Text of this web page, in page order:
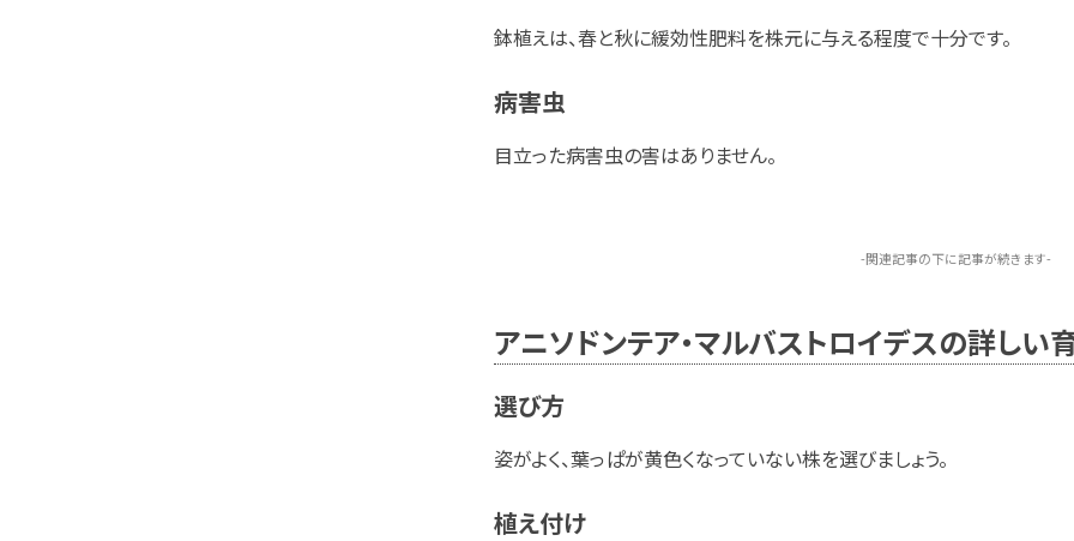
鉢植えは、春と秋に緩効性肥料を株元に与える程度で十分です。
病害虫
目立った病害虫の害はありません。
-関連記事の下に記事が続きます-
アニソドンテア・マルバストロイデスの詳しい
選び方
姿がよく、葉っぱが黄色くなっていない株を選びましょう。
植え付け